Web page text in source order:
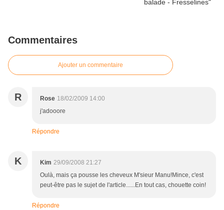
Commentaires
Ajouter un commentaire
R Rose 18/02/2009 14:00
j'adooore
Répondre
K Kim 29/09/2008 21:27
Oulà, mais ça pousse les cheveux M'sieur Manu!Mince, c'est
peut-être pas le sujet de l'article......En tout cas, chouette coin!
Répondre